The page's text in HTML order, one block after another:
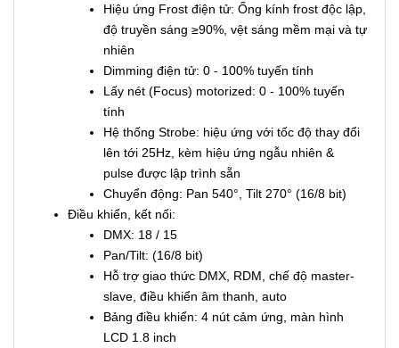
Hiệu ứng Frost điện tử: Ống kính frost độc lập,
độ truyền sáng ≥90%, vệt sáng mềm mại và tự
nhiên
Dimming điện tử: 0 - 100% tuyến tính
Lấy nét (Focus) motorized: 0 - 100% tuyến
tính
Hệ thống Strobe: hiệu ứng với tốc độ thay đổi
lên tới 25Hz, kèm hiệu ứng ngẫu nhiên &
pulse được lập trình sẵn
Chuyển động: Pan 540°, Tilt 270° (16/8 bit)
Điều khiển, kết nối:
DMX: 18 / 15
Pan/Tilt: (16/8 bit)
Hỗ trợ giao thức DMX, RDM, chế độ master-
slave, điều khiển âm thanh, auto
Bảng điều khiển: 4 nút cảm ứng, màn hình
LCD 1.8 inch